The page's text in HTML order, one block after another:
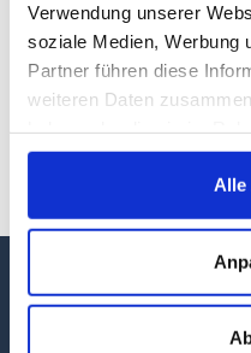
Verwendung unserer
soziale Medien, Werbung
Partner führen diese
weiteren Daten
gesammelt haben.
Alle
Viele Urlauber entdecken
Einheimische
paradiesische
Titel Wunderschöner
einen umfangreichen
herausgegeben –